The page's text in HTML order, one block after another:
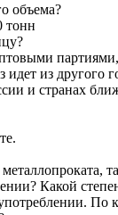
объема?
тонн
идет из другого
и странах
Какой
По